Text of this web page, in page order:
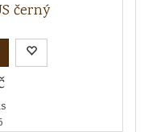
černý